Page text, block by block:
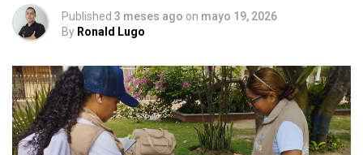
Published 3 meses ago on mayo 19, 2026
By Ronald Lugo